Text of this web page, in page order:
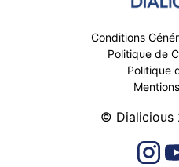
Conditions
Politique de
Politique
© Dialicious